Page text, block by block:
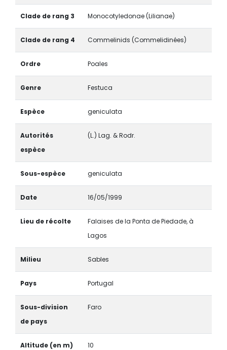
Clade de rang 3 Monocotyledonae (Lilianae)
Clade de rang 4 Commelinids (Commelidinées)
Ordre Poales
Genre Festuca
Espèce geniculata
Autorités
espèce
(L.) Lag. & Rodr.
Sous-espèce geniculata
Date 16/05/1999
Lieu de récolte
Falaises de la Ponta de Piedade, à
Lagos
Milieu Sables
Pays Portugal
Sous-division
de pays
Faro
Altitude (en m) 10